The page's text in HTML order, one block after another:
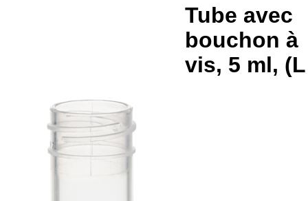
Tube avec
bouchon à
vis, 5 ml, (L